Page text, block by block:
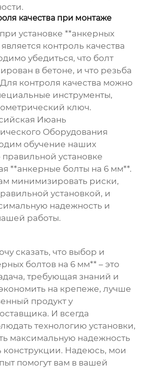
качества при монтаже
установке **анкерных
контроль качества
убедиться, что болт
в бетоне, и что резьба
контроля качества можно
инструменты,
ключ.
Июань
Оборудования
обучение наших
установке
**анкерные болты на 6 мм**.
минимизировать риски,
установкой, и
надежность и
работы.
сказать, что выбор и
болтов на 6 мм** – это
требующая знаний и
на крепеже, лучше
продукт у
И всегда
технологию установки,
максимальную надежность
конструкции. Надеюсь, мои
помогут вам в вашей